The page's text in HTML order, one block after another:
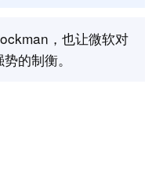
，也让微软对
的制衡。